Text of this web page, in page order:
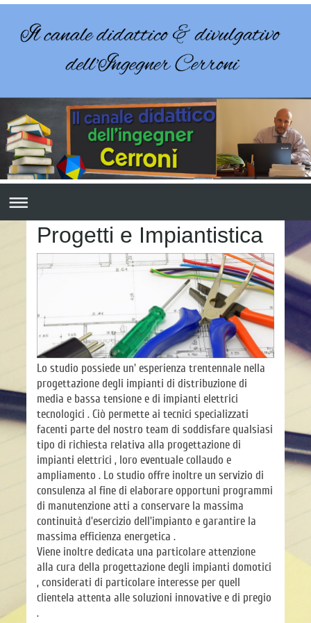
Progetti e Impiantistica
Lo studio possiede un' esperienza trentennale nella
progettazione degli impianti di distribuzione di
media e bassa tensione e di impianti elettrici
tecnologici . Ciò permette ai tecnici specializzati
facenti parte del nostro team di soddisfare qualsiasi
tipo di richiesta relativa alla progettazione di
impianti elettrici , loro eventuale collaudo e
ampliamento . Lo studio offre inoltre un servizio di
consulenza al fine di elaborare opportuni programmi
di manutenzione atti a conservare la massima
continuità d'esercizio dell'impianto e garantire la
massima efficienza energetica .
Viene inoltre dedicata una particolare attenzione
alla cura della progettazione degli impianti domotici
, considerati di particolare interesse per quell
clientela attenta alle soluzioni innovative e di pregio
.